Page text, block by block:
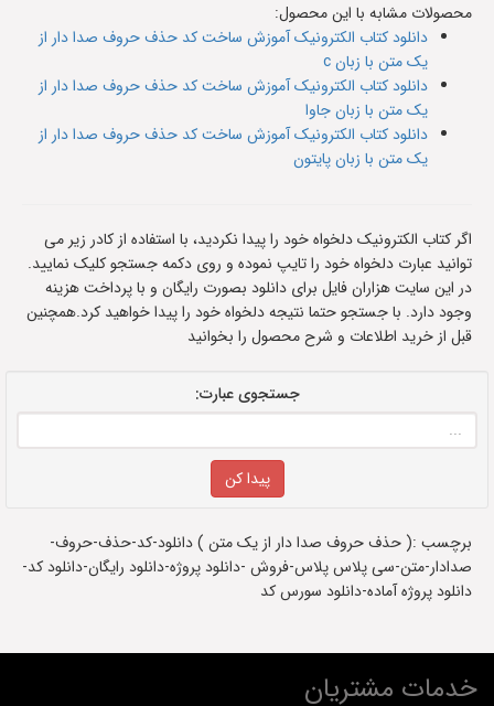
محصولات مشابه با این محصول:
دانلود کتاب الکترونیک آموزش ساخت کد حذف حروف صدا دار از
یک متن با زبان c
دانلود کتاب الکترونیک آموزش ساخت کد حذف حروف صدا دار از
یک متن با زبان جاوا
دانلود کتاب الکترونیک آموزش ساخت کد حذف حروف صدا دار از
یک متن با زبان پایتون
اگر کتاب الکترونیک دلخواه خود را پیدا نکردید، با استفاده از کادر زیر می
توانید عبارت دلخواه خود را تایپ نموده و روی دکمه جستجو کلیک نمایید.
در این سایت هزاران فایل برای دانلود بصورت رایگان و با پرداخت هزینه
وجود دارد. با جستجو حتما نتیجه دلخواه خود را پیدا خواهید کرد.همچنین
قبل از خرید اطلاعات و شرح محصول را بخوانید
جستجوی عبارت:
برچسب :( حذف حروف صدا دار از یک متن ) دانلود-کد-حذف-حروف-
صدادار-متن-سی پلاس پلاس-فروش -دانلود پروژه-دانلود رایگان-دانلود کد-
دانلود پروژه آماده-دانلود سورس کد
خدمات مشتریان